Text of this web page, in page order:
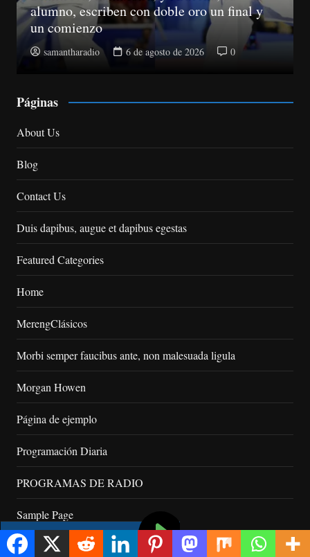
Suspenden registros de proveedores del
Estado a 10 senadores
samantharadio 5 de agosto de 2026 0
Páginas
About Us
Blog
Contact Us
Duis dapibus, augue et dapibus egestas
Featured Categories
Home
MerengClásicos
Morbi semper faucibus ante, non malesuada ligula
Morgan Howen
Página de ejemplo
Programación Diaria
PROGRAMAS DE RADIO
Sample Page
Sed ut perspiciatis unde omnis iste natus